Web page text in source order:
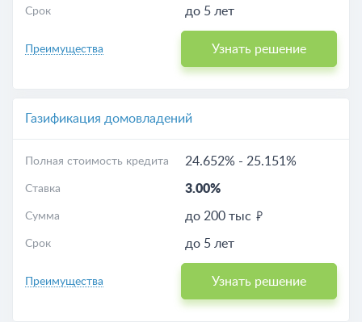
Срок до 5 лет
Преимущества Узнать решение
Газификация домовладений
Полная стоимость кредита 24.652% - 25.151%
Ставка 3.00%
Сумма до 200 тыс
Срок до 5 лет
Преимущества Узнать решение